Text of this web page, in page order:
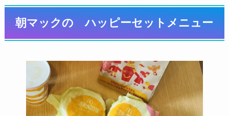
朝マックの ハッピーセットメニュー